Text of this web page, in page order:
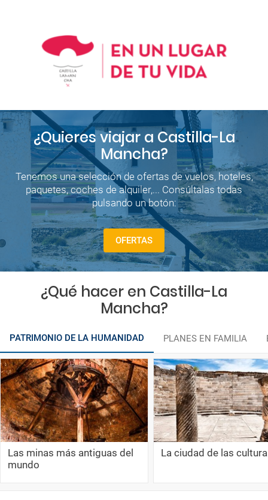
¿Quieres viajar a Castilla-La
Mancha?
Tenemos una selección de ofertas de vuelos, hoteles,
paquetes, coches de alquiler,... Consúltalas todas
pulsando un botón:
OFERTAS
¿Qué hacer en Castilla-La
Mancha?
PATRIMONIO DE LA HUMANIDAD PLANES EN FAMILIA
Las minas más antiguas del
mundo
La ciudad de las